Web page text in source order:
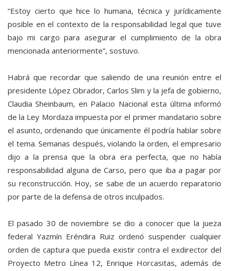
“Estoy cierto que hice lo humana, técnica y jurídicamente
posible en el contexto de la responsabilidad legal que tuve
bajo mi cargo para asegurar el cumplimiento de la obra
mencionada anteriormente”, sostuvo.
Habrá que recordar que saliendo de una reunión entre el
presidente López Obrador, Carlos Slim y la jefa de gobierno,
Claudia Sheinbaum, en Palacio Nacional esta última informó
de la Ley Mordaza impuesta por el primer mandatario sobre
el asunto, ordenando que únicamente él podría hablar sobre
el tema. Semanas después, violando la orden, el empresario
dijo a la prensa que la obra era perfecta, que no había
responsabilidad alguna de Carso, pero que iba a pagar por
su reconstrucción. Hoy, se sabe de un acuerdo reparatorio
por parte de la defensa de otros inculpados.
El pasado 30 de noviembre se dio a conocer que la jueza
federal Yazmín Eréndira Ruiz ordenó suspender cualquier
orden de captura que pueda existir contra el exdirector del
Proyecto Metro Línea 12, Enrique Horcasitas, además de